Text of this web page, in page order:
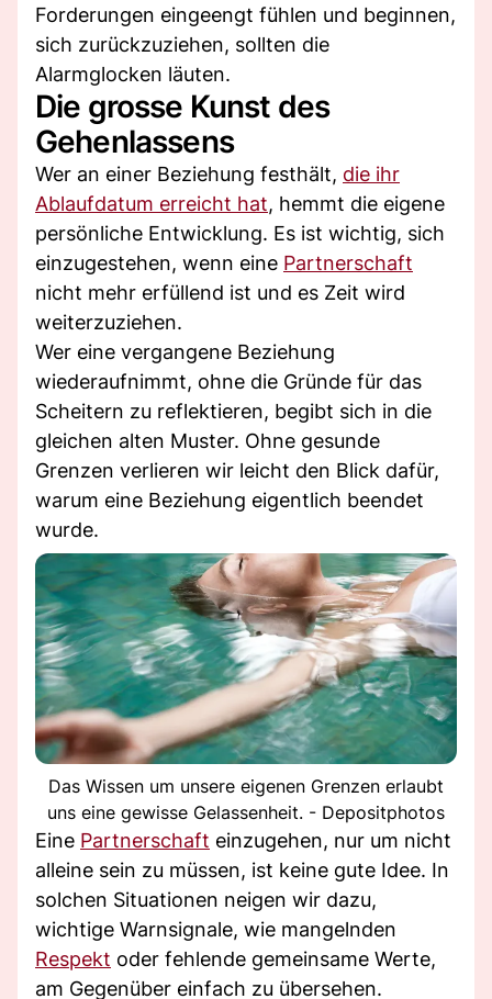
Forderungen eingeengt fühlen und beginnen,
sich zurückzuziehen, sollten die
Alarmglocken läuten.
Die grosse Kunst des
Gehenlassens
Wer an einer Beziehung festhält, die ihr
Ablaufdatum erreicht hat, hemmt die eigene
persönliche Entwicklung. Es ist wichtig, sich
einzugestehen, wenn eine Partnerschaft
nicht mehr erfüllend ist und es Zeit wird
weiterzuziehen.
Wer eine vergangene Beziehung
wiederaufnimmt, ohne die Gründe für das
Scheitern zu reflektieren, begibt sich in die
gleichen alten Muster. Ohne gesunde
Grenzen verlieren wir leicht den Blick dafür,
warum eine Beziehung eigentlich beendet
wurde.
Das Wissen um unsere eigenen Grenzen erlaubt
uns eine gewisse Gelassenheit. - Depositphotos
Eine Partnerschaft einzugehen, nur um nicht
alleine sein zu müssen, ist keine gute Idee. In
solchen Situationen neigen wir dazu,
wichtige Warnsignale, wie mangelnden
Respekt oder fehlende gemeinsame Werte,
am Gegenüber einfach zu übersehen.